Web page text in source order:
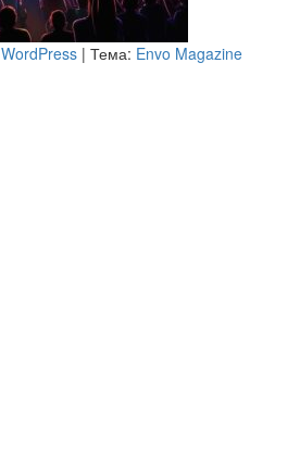
WordPress | Тема: Envo Magazine